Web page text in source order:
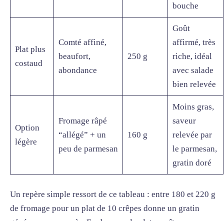
bouche
Plat plus
costaud
Comté affiné,
beaufort,
abondance
250 g
Goût
affirmé, très
riche, idéal
avec salade
bien relevée
Option
légère
Fromage râpé
“allégé” + un
peu de parmesan
160 g
Moins gras,
saveur
relevée par
le parmesan,
gratin doré
Un repère simple ressort de ce tableau : entre 180 et 220 g
de fromage pour un plat de 10 crêpes donne un gratin